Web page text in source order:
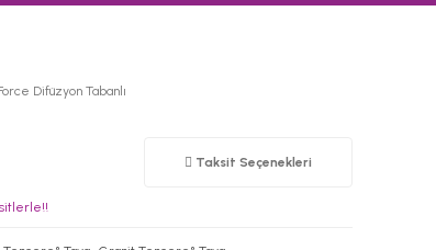
Difüzyon Tabanlı
Taksit Seçenekleri